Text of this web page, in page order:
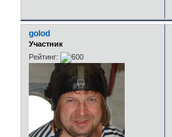
golod
Участник
Рейтинг: